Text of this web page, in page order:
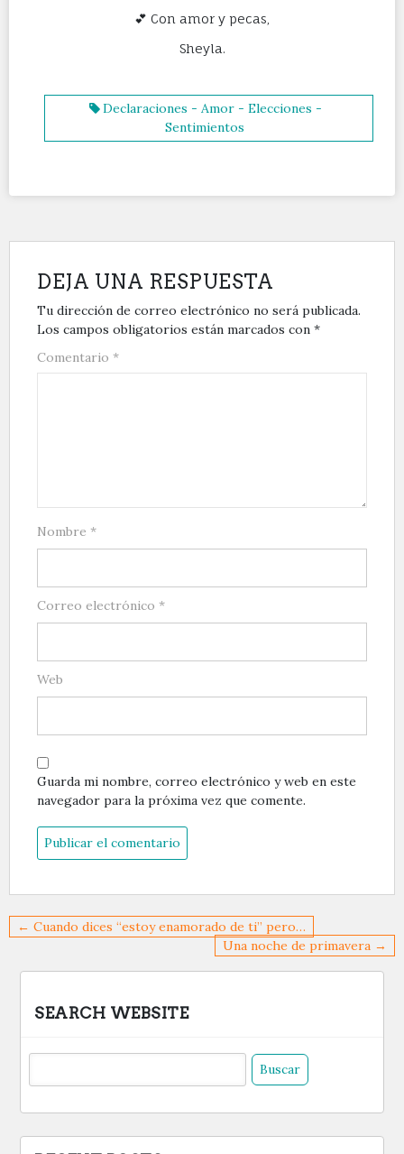
💕 Con amor y pecas,
Sheyla.
Declaraciones - Amor - Elecciones -
Sentimientos
DEJA UNA RESPUESTA
Tu dirección de correo electrónico no será publicada.
Los campos obligatorios están marcados con *
Comentario *
Nombre *
Correo electrónico *
Web
Guarda mi nombre, correo electrónico y web en este
navegador para la próxima vez que comente.
Navegación
entradas
← Cuando dices “estoy enamorado de ti” pero…
Una noche de primavera →
SEARCH WEBSITE
Buscar: